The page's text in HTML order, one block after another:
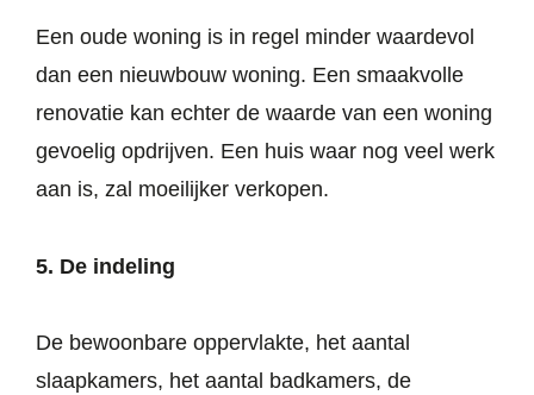
Een oude woning is in regel minder waardevol
dan een nieuwbouw woning. Een smaakvolle
renovatie kan echter de waarde van een woning
gevoelig opdrijven. Een huis waar nog veel werk
aan is, zal moeilijker verkopen.
5. De indeling
De bewoonbare oppervlakte, het aantal
slaapkamers, het aantal badkamers, de